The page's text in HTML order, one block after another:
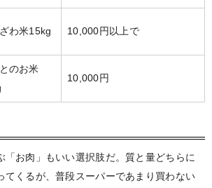
わ米15kg 10,000円以上で
のお米
10,000円
「お肉」もいい選択肢だ。質と量どちらに
てくるが、普段スーパーであまり買わない